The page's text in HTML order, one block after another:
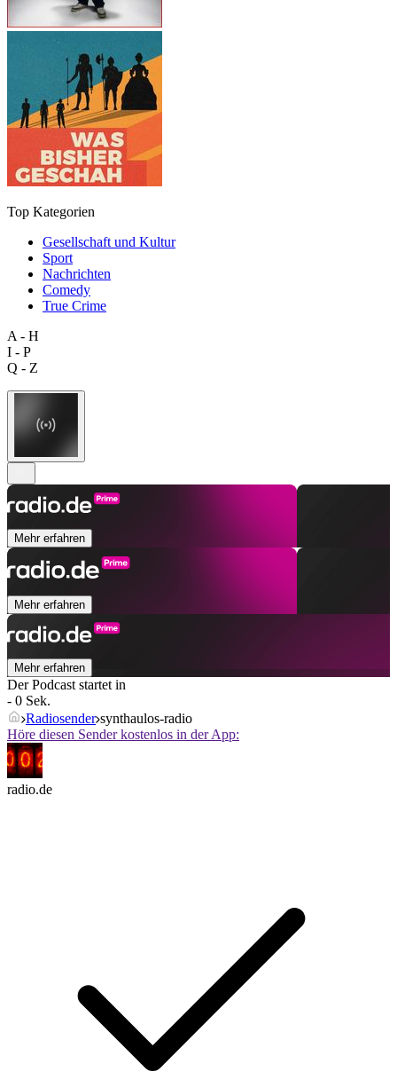
Top Kategorien
Gesellschaft und Kultur
Sport
Nachrichten
Comedy
True Crime
A - H
I - P
Q - Z
Mehr erfahren
Mehr erfahren
Mehr erfahren
Der Podcast startet in
- 0 Sek.
Radiosender synthaulos-radio
Höre diesen Sender kostenlos in der App:
radio.de